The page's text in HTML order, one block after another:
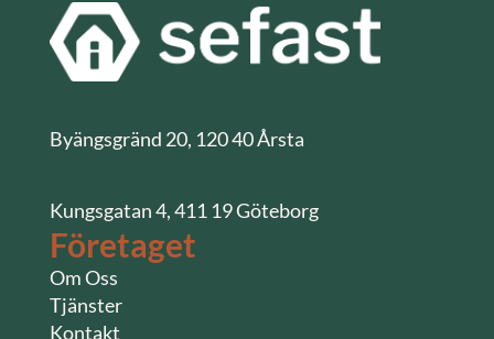
Byängsgränd 20, 120 40 Årsta
Kungsgatan 4, 411 19 Göteborg
Företaget
Om Oss
Tjänster
Kontakt